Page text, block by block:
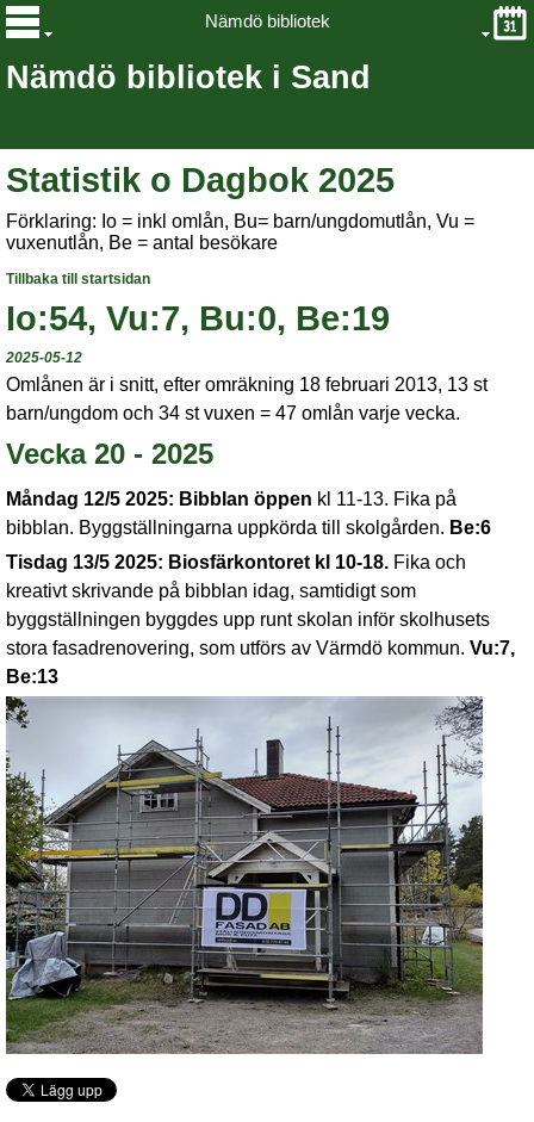
Nämdö bibliotek i Sand
Nämdö bibliotek
Statistik o Dagbok 2025
Förklaring: Io = inkl omlån, Bu= barn/ungdomutlån, Vu =
vuxenutlån, Be = antal besökare
Tillbaka till startsidan
Io:54, Vu:7, Bu:0, Be:19
2025-05-12
Omlånen är i snitt, efter omräkning 18 februari 2013, 13 st
barn/ungdom och 34 st vuxen = 47 omlån varje vecka.
Vecka 20 - 2025
Måndag 12/5 2025: Bibblan öppen kl 11-13. Fika på
bibblan. Byggställningarna uppkörda till skolgården. Be:6
Tisdag 13/5 2025: Biosfärkontoret kl 10-18. Fika och
kreativt skrivande på bibblan idag, samtidigt som
byggställningen byggdes upp runt skolan inför skolhusets
stora fasadrenovering, som utförs av Värmdö kommun. Vu:7,
Be:13